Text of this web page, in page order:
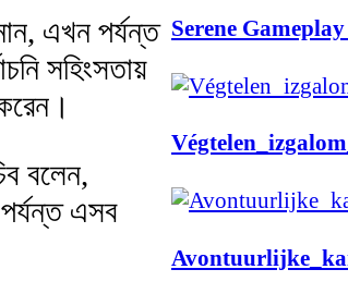
এখন পর্যন্ত
সহিংসতায়
বলেন,
এসব
Serene